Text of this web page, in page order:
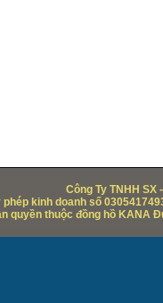
Công Ty TNHH SX
phép kinh doanh số
quyền thuộc đồng hồ KANA